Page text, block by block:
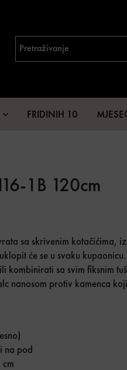
FRIDINIH 10
1B 120cm
€.
is: 262,61 €.
sa skrivenim kotačićima,
će se u svaku kupaonicu.
kombinirati sa svim fiksnim
nanosom protiv kamenca
na pod